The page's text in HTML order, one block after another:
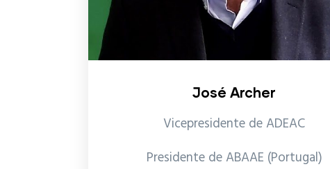
José Archer
Vicepresidente de ADEAC
Presidente de ABAAE (Portugal)